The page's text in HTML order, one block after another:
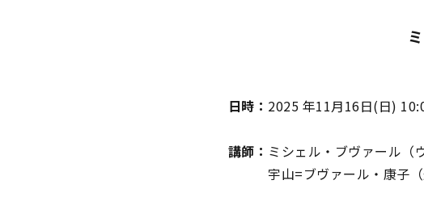
日時： 2025 年11月16日(日)
講師： ミシェル・ブヴァール（
宇山=ブヴァール・康子（